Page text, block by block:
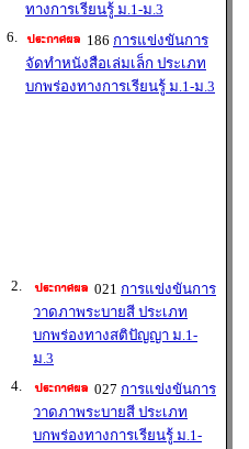
ทางการเรียนรู้ ม.1-ม.3
6. 186 การแข่งขันการ
จัดทำหนังสือเล่มเล็ก ประเภท
บกพร่องทางการเรียนรู้ ม.1-ม.3
2. 021 การแข่งขันการ
วาดภาพระบายสี ประเภท
บกพร่องทางสติปัญญา ม.1-
ม.3
4. 027 การแข่งขันการ
วาดภาพระบายสี ประเภท
บกพร่องทางการเรียนรู้ ม.1-